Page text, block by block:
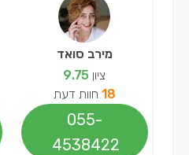
מירב סואד
ציון 9.75
18 חוות דעת
055-
4538422